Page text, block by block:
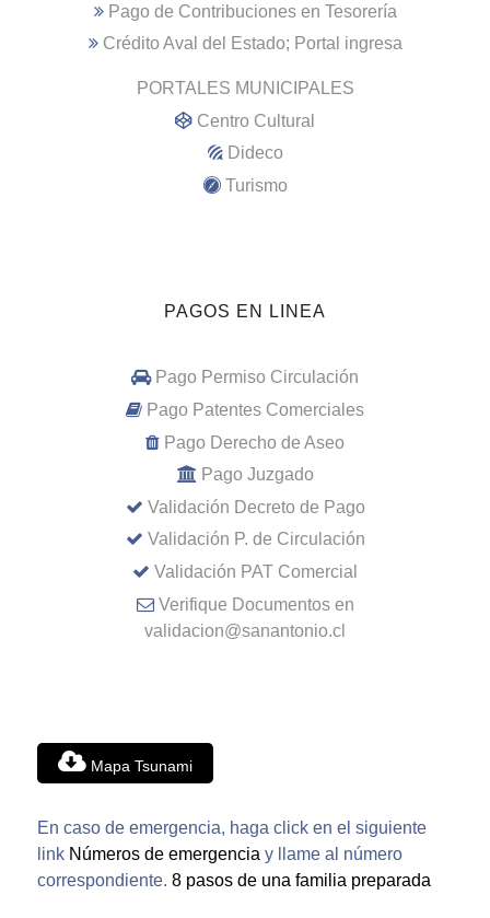
Pago de Contribuciones en Tesorería
Crédito Aval del Estado; Portal ingresa
PORTALES MUNICIPALES
Centro Cultural
Dideco
Turismo
PAGOS EN LINEA
Pago Permiso Circulación
Pago Patentes Comerciales
Pago Derecho de Aseo
Pago Juzgado
Validación Decreto de Pago
Validación P. de Circulación
Validación PAT Comercial
Verifique Documentos en
validacion@sanantonio.cl
Mapa Tsunami
En caso de emergencia, haga click en el siguiente
link Números de emergencia y llame al número
correspondiente. 8 pasos de una familia preparada